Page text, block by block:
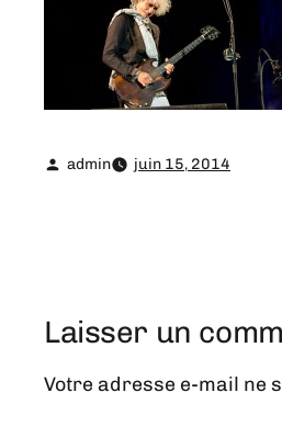
admin juin 15, 2014
Laisser un
Votre adresse e-mail ne